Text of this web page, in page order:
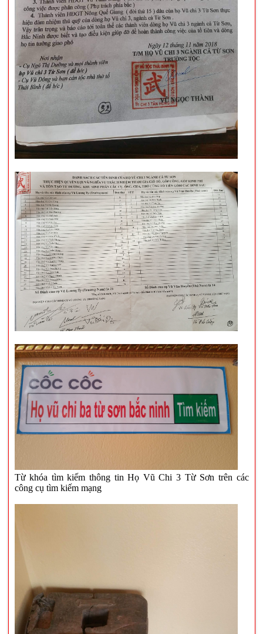
Từ khóa tìm kiếm thông tin Họ Vũ Chi 3 Từ Sơn trên các
công cụ tìm kiếm mạng